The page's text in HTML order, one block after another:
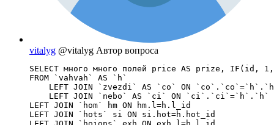
vitalyg @vitalyg Автор вопроса
SELECT много много полей price AS prize, IF(id,
FROM `vahvah` AS `h`
LEFT JOIN `zvezdi` AS `co` ON
    LEFT JOIN `nebo` AS `ci` ON `ci`.`ci`=`h`.`h`
LEFT JOIN `hom` hm ON hm.l=h.l_id
LEFT JOIN `hots` si ON si.hot=h.hot_id